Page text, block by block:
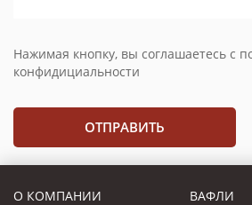
Нажимая кнопку, вы соглашаетесь с
конфидициальности
О КОМПАНИИ
ВАФЛИ